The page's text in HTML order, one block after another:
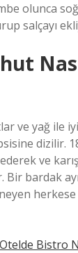
olunca
salçayı
ve yağ ile
dizilir.
ve
Bir bardak
Otelde Bistro